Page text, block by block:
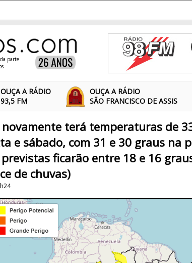
parte
OUÇA A RÁDIO
93,5 FM
OUÇA A RÁDIO
SÃO FRANCISCO DE ASSIS
novamente terá temperaturas de
e sábado, com 31 e 30 graus na
ficarão entre 18 e 16
de chuvas)